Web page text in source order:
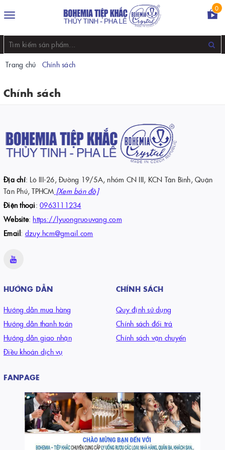
Toggle
0
Trang chủ Chính sách
Chính sách
Địa chỉ: Lô III-26, Đường 19/5A, nhóm CN III, KCN Tân Bình, Quận
Tân Phú, TPHCM [Xem bản đồ]
Điện thoại: 0963111234
Website:https://lyuongruouvang.com
Email: dzuy.hcm@gmail.com
HƯỚNG DẪN
Hướng dẫn mua hàng
Hướng dẫn thanh toán
Hướng dẫn giao nhận
Điều khoản dịch vụ
CHÍNH SÁCH
Quy định sử dụng
Chính sách đổi trả
Chính sách vận chuyển
FANPAGE